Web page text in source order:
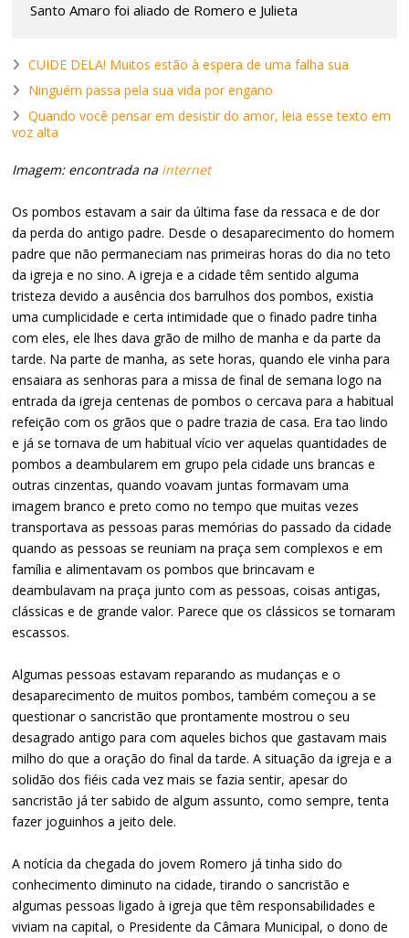
Santo Amaro foi aliado de Romero e Julieta
CUIDE DELA! Muitos estão à espera de uma falha sua
Ninguém passa pela sua vida por engano
Quando você pensar em desistir do amor, leia esse texto em
voz alta
Imagem: encontrada na internet
Os pombos estavam a sair da última fase da ressaca e de dor
da perda do antigo padre. Desde o desaparecimento do homem
padre que não permaneciam nas primeiras horas do dia no teto
da igreja e no sino. A igreja e a cidade têm sentido alguma
tristeza devido a ausência dos barrulhos dos pombos, existia
uma cumplicidade e certa intimidade que o finado padre tinha
com eles, ele lhes dava grão de milho de manha e da parte da
tarde. Na parte de manha, as sete horas, quando ele vinha para
ensaiara as senhoras para a missa de final de semana logo na
entrada da igreja centenas de pombos o cercava para a habitual
refeição com os grãos que o padre trazia de casa. Era tao lindo
e já se tornava de um habitual vício ver aquelas quantidades de
pombos a deambularem em grupo pela cidade uns brancas e
outras cinzentas, quando voavam juntas formavam uma
imagem branco e preto como no tempo que muitas vezes
transportava as pessoas paras memórias do passado da cidade
quando as pessoas se reuniam na praça sem complexos e em
família e alimentavam os pombos que brincavam e
deambulavam na praça junto com as pessoas, coisas antigas,
clássicas e de grande valor. Parece que os clássicos se tornaram
escassos.
Algumas pessoas estavam reparando as mudanças e o
desaparecimento de muitos pombos, também começou a se
questionar o sancristão que prontamente mostrou o seu
desagrado antigo para com aqueles bichos que gastavam mais
milho do que a oração do final da tarde. A situação da igreja e a
solidão dos fiéis cada vez mais se fazia sentir, apesar do
sancristão já ter sabido de algum assunto, como sempre, tenta
fazer joguinhos a jeito dele.
A notícia da chegada do jovem Romero já tinha sido do
conhecimento diminuto na cidade, tirando o sancristão e
algumas pessoas ligado à igreja que têm responsabilidades e
viviam na capital, o Presidente da Câmara Municipal, o dono de